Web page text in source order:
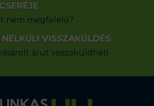
nem megfelelő?
VISSZAKÜLDÉS
árut visszaküldheti